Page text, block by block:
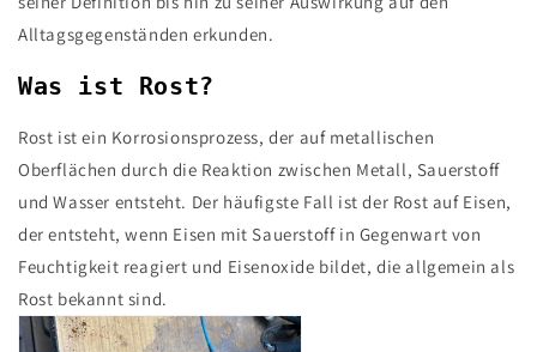
Alltagsgegenständen erkunden.
Was ist Rost?
Rost ist ein Korrosionsprozess, der auf metallischen
Oberflächen durch die Reaktion zwischen Metall, Sauerstoff
und Wasser entsteht. Der häufigste Fall ist der Rost auf Eisen,
der entsteht, wenn Eisen mit Sauerstoff in Gegenwart von
Feuchtigkeit reagiert und Eisenoxide bildet, die allgemein als
Rost bekannt sind.